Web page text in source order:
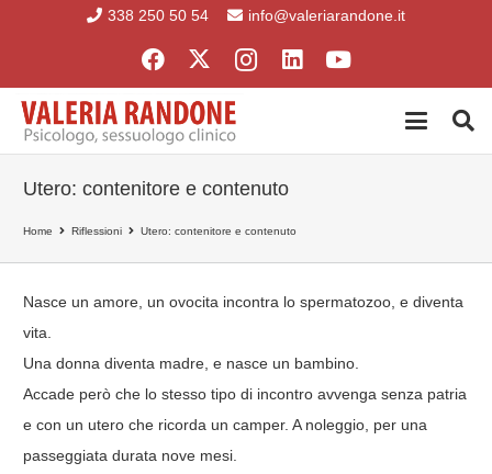
338 250 50 54 info@valeriarandone.it
Utero: contenitore e contenuto
Home Riflessioni Utero: contenitore e contenuto
Nasce un amore, un ovocita incontra lo spermatozoo, e diventa
vita.
Una donna diventa madre, e nasce un bambino.
Accade però che lo stesso tipo di incontro avvenga senza patria
e con un utero che ricorda un camper. A noleggio, per una
passeggiata durata nove mesi.